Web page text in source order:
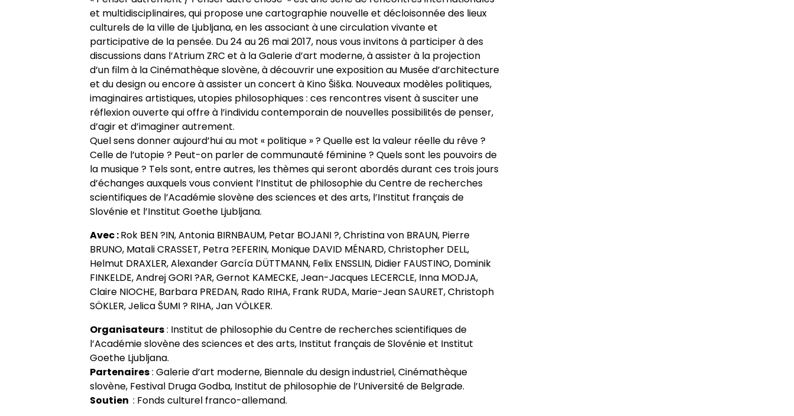
Appels à contributions
et multidisciplinaires, qui propose une cartographie nouvelle et décloisonnée des lieux
culturels de la ville de Ljubljana, en les associant à une circulation vivante et
participative de la pensée. Du 24 au 26 mai 2017, nous vous invitons à participer à des
discussions dans l’Atrium ZRC et à la Galerie d’art moderne, à assister à la projection
d’un film à la Cinémathèque slovène, à découvrir une exposition au Musée d’architecture
et du design ou encore à assister un concert à Kino Šiška. Nouveaux modèles politiques,
imaginaires artistiques, utopies philosophiques : ces rencontres visent à susciter une
réflexion ouverte qui offre à l’individu contemporain de nouvelles possibilités de penser,
d’agir et d’imaginer autrement.
Quel sens donner aujourd’hui au mot « politique » ? Quelle est la valeur réelle du rêve ?
Celle de l’utopie ? Peut-on parler de communauté féminine ? Quels sont les pouvoirs de
la musique ? Tels sont, entre autres, les thèmes qui seront abordés durant ces trois jours
d’échanges auxquels vous convient l’Institut de philosophie du Centre de recherches
scientifiques de l’Académie slovène des sciences et des arts, l’Institut français de
Slovénie et l’Institut Goethe Ljubljana.
Avec :Rok BEN ?IN, Antonia BIRNBAUM, Petar BOJANI ?, Christina von BRAUN, Pierre
BRUNO, Matali CRASSET, Petra ?EFERIN, Monique DAVID MÉNARD, Christopher DELL,
Helmut DRAXLER, Alexander García DÜTTMANN, Felix ENSSLIN, Didier FAUSTINO, Dominik
FINKELDE, Andrej GORI ?AR, Gernot KAMECKE, Jean-Jacques LECERCLE, Inna MODJA,
Claire NIOCHE, Barbara PREDAN, Rado RIHA, Frank RUDA, Marie-Jean SAURET, Christoph
SÖKLER, Jelica ŠUMI ? RIHA, Jan VÖLKER.
Organisateurs: Institut de philosophie du Centre de recherches scientifiques de
l’Académie slovène des sciences et des arts, Institut français de Slovénie et Institut
Goethe Ljubljana.
Partenaires: Galerie d’art moderne, Biennale du design industriel, Cinémathèque
slovène, Festival Druga Godba, Institut de philosophie de l’Université de Belgrade.
Soutien : Fonds culturel franco-allemand.